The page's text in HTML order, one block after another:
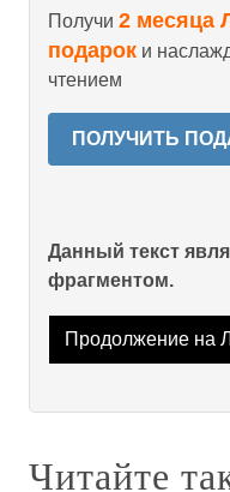
Получи 2 месяца
подарок и
чтением
ПОЛУЧИТЬ
Данный текст
фрагментом.
Продолжение на
Читайте